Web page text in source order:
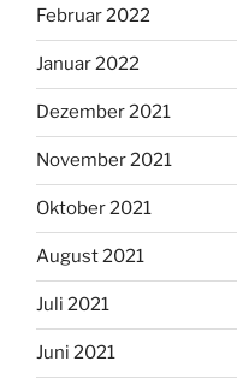
Februar 2022
Januar 2022
Dezember 2021
November 2021
Oktober 2021
August 2021
Juli 2021
Juni 2021